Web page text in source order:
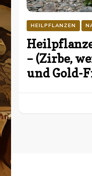
HEILPFLANZEN
– (Zirbe,
und Gold-